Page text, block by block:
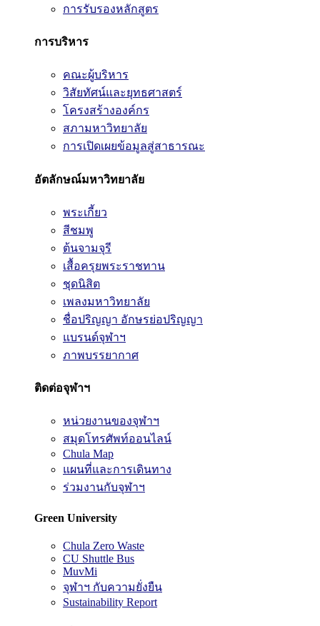
การรับรองหลักสูตร
การบริหาร
คณะผู้บริหาร
วิสัยทัศน์และยุทธศาสตร์
โครงสร้างองค์กร
สภามหาวิทยาลัย
การเปิดเผยข้อมูลสู่สาธารณะ
อัตลักษณ์มหาวิทยาลัย
พระเกี้ยว
สีชมพู
ต้นจามจุรี
เสื้อครุยพระราชทาน
ชุดนิสิต
เพลงมหาวิทยาลัย
ชื่อปริญญา อักษรย่อปริญญา
แบรนด์จุฬาฯ
ภาพบรรยากาศ
ติดต่อจุฬาฯ
หน่วยงานของจุฬาฯ
สมุดโทรศัพท์ออนไลน์
Chula Map
แผนที่และการเดินทาง
ร่วมงานกับจุฬาฯ
Green University
Chula Zero Waste
CU Shuttle Bus
MuvMi
จุฬาฯ กับความยั่งยืน
Sustainability Report